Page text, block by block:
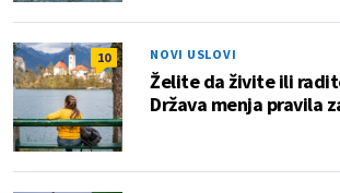
10 NOVI USLOVI
Želite da živite ili
Država menja pravila